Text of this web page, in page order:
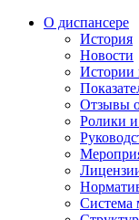
О диспансере
История
Новости
Истории
Отзывы
Ролики
Система